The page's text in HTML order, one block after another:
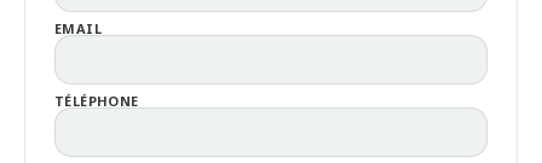
EMAIL
TÉLÉPHONE